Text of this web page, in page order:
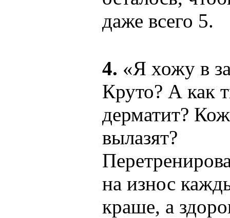
даже всего 5.
4. «Я хожу в
Круто? А как
дерматит?
вылазят?
на износ
краше, а